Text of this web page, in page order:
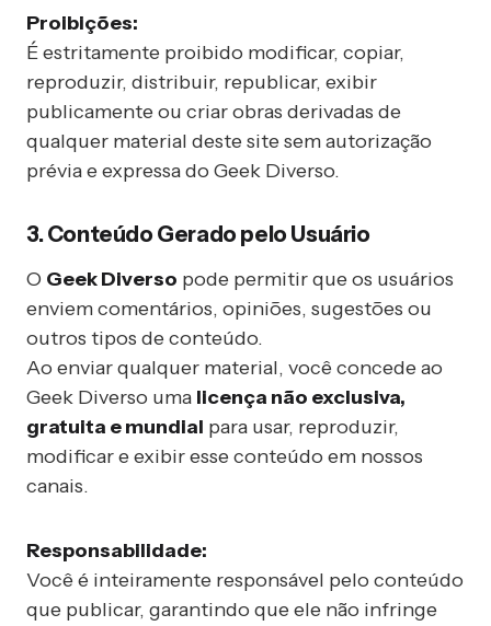
Proibições:
É estritamente proibido modificar, copiar,
reproduzir, distribuir, republicar, exibir
publicamente ou criar obras derivadas de
qualquer material deste site sem autorização
prévia e expressa do Geek Diverso.
3. Conteúdo Gerado pelo Usuário
O Geek Diverso pode permitir que os usuários
enviem comentários, opiniões, sugestões ou
outros tipos de conteúdo.
Ao enviar qualquer material, você concede ao
Geek Diverso uma licença não exclusiva,
gratuita e mundial para usar, reproduzir,
modificar e exibir esse conteúdo em nossos
canais.
Responsabilidade:
Você é inteiramente responsável pelo conteúdo
que publicar, garantindo que ele não infringe